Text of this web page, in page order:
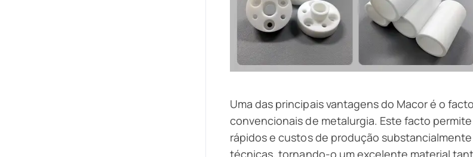
Uma das principais vantagens do Macor é o
convencionais de metalurgia. Este facto
rápidos e custos de produção